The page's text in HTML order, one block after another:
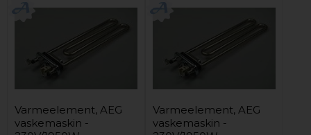
Varmeelement, AEG
vaskemaskin -
Varmeelement, AEG
vaskemaskin -